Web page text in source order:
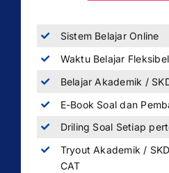
Sistem Belajar Online
Waktu Belajar Fleksibel
Belajar Akademik /
E-Book Soal dan
Driling Soal Setiap
Tryout Akademik /
CAT